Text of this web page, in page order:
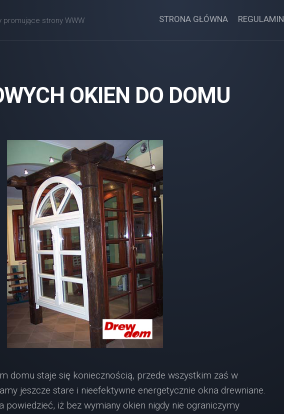
promujące strony WWW STRONA GŁÓWNA REGULAMIN
OKIEN DO DOMU
domu staje się koniecznością, przede wszystkim zaś w
jeszcze stare i nieefektywne energetycznie okna drewniane.
powiedzieć, iż bez wymiany okien nigdy nie ograniczymy